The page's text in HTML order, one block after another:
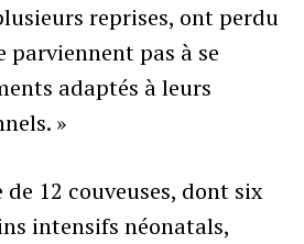
reprises, ont perdu
parviennent pas à se
adaptés à leurs
»
12 couveuses, dont six
intensifs néonatals,